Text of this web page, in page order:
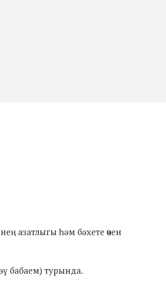
азатлыгы һәм бәхете өчен
бабаем) турында.